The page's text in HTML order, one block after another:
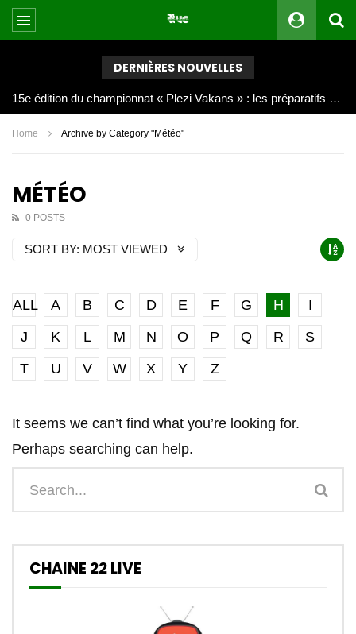
DERNIÈRES NOUVELLES
Joy Clerf Derisier, sur les traces de son père : évangéliser par la musique
Home Archive by Category "Météo"
MÉTÉO
0 POSTS
SORT BY: MOST VIEWED
ALL A B C D E F G H
I
J
K L M N O P Q R
S
T
U V W X Y Z
It seems we can’t find what you’re looking for.
Perhaps searching can help.
CHAINE 22 LIVE